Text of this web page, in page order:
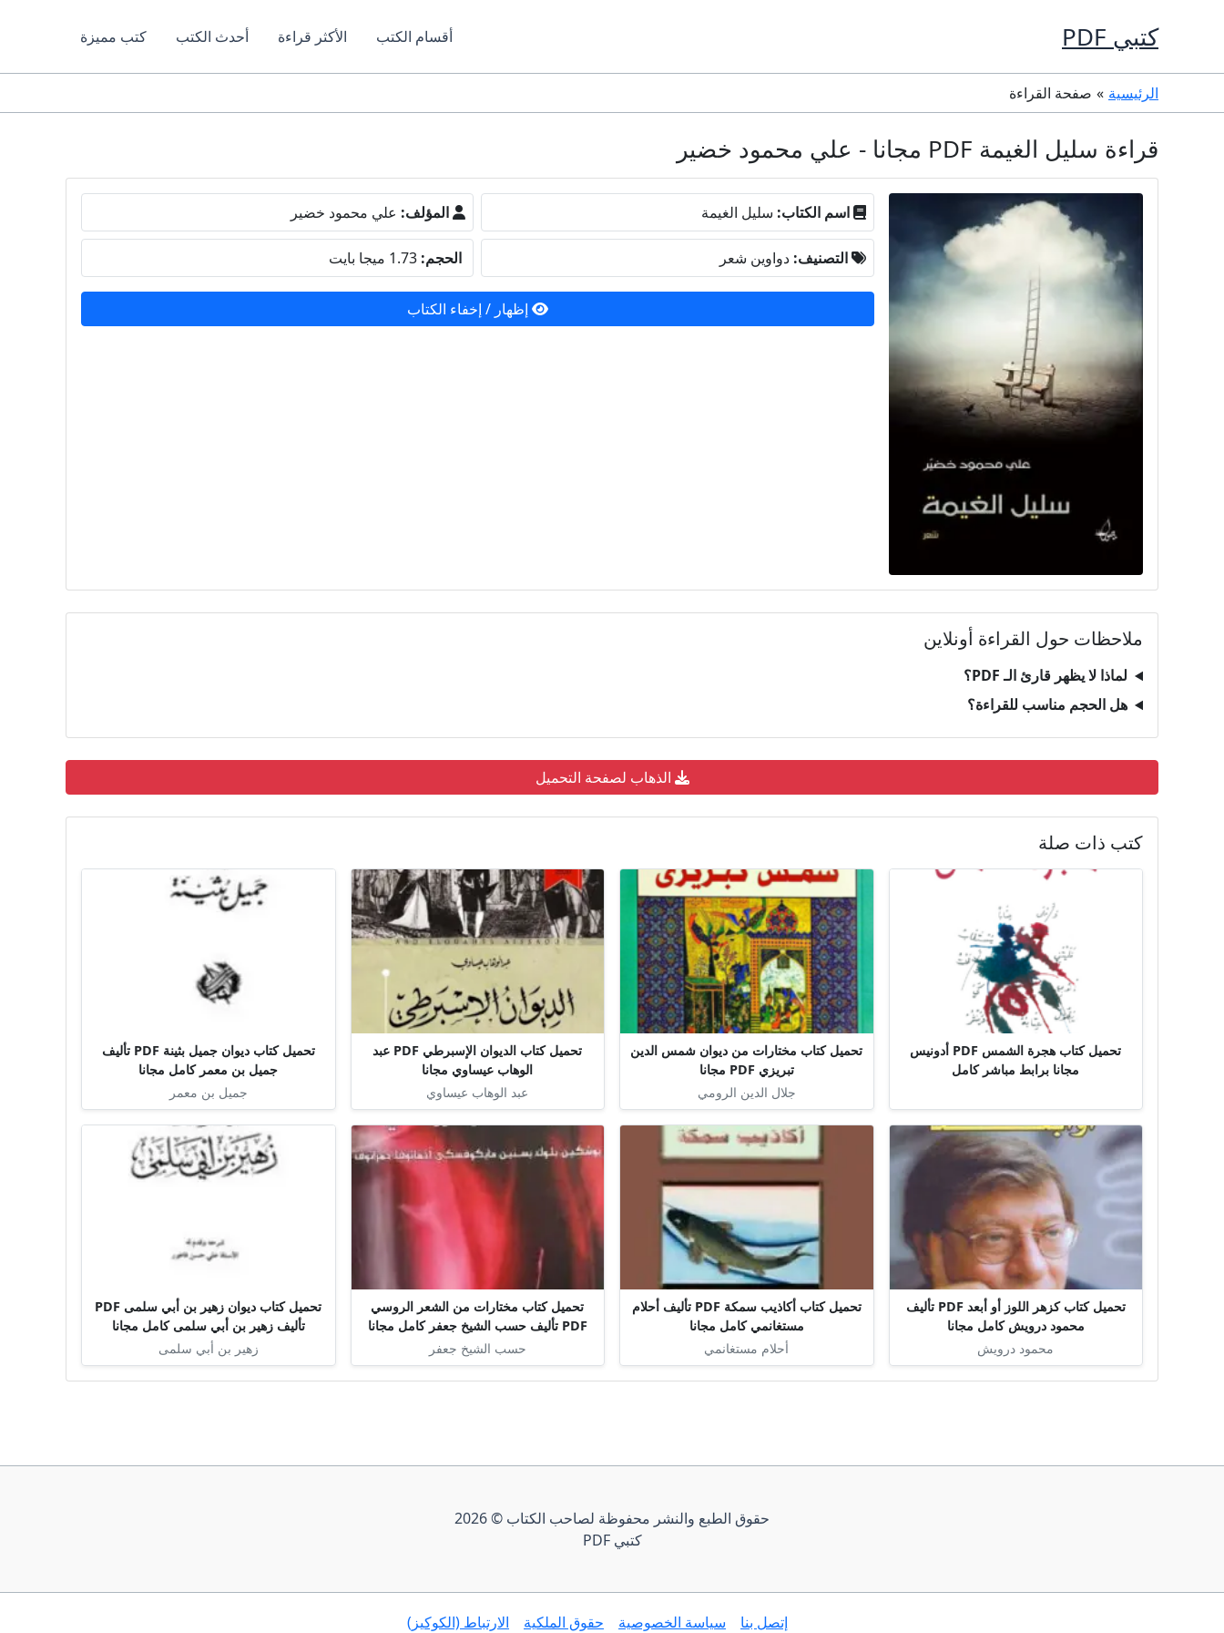
كتبي PDF أقسام الكتب الأكثر قراءة أحدث الكتب كتب مميزة
الرئيسية صفحة القراءة
قراءة سليل الغيمة PDF مجانا - علي محمود خضير
اسم الكتاب: سليل الغيمة المؤلف: علي محمود خضير
التصنيف: دواوين شعر الحجم:
إظهار / إخفاء الكتاب
ملاحظات حول القراءة أونلاين
لماذا لا يظهر قارئ الـ PDF؟
هل الحجم مناسب للقراءة؟
الذهاب لصفحة التحميل
كتب ذات صلة
تحميل كتاب هجرة الشمس PDF أدونيس
مجانا برابط مباشر كامل
تحميل كتاب مختارات من ديوان شمس الدين
تبريزي PDF مجانا
جلال الدين الرومي
تحميل كتاب الديوان الإسبرطي PDF عبد
الوهاب عيساوي مجانا
عبد الوهاب عيساوي
تحميل كتاب ديوان جميل بثينة PDF تأليف
جميل بن معمر كامل مجانا
جميل بن معمر
تحميل كتاب كزهر اللوز أو أبعد PDF تأليف
محمود درويش كامل مجانا
محمود درويش
تحميل كتاب أكاذيب سمكة PDF تأليف أحلام
مستغانمي كامل مجانا
أحلام مستغانمي
تحميل كتاب مختارات من الشعر الروسي
PDF تأليف حسب الشيخ جعفر كامل مجانا
حسب الشيخ جعفر
تحميل كتاب ديوان زهير بن أبي سلمى PDF
تأليف زهير بن أبي سلمى كامل مجانا
زهير بن أبي سلمى
حقوق الطبع والنشر محفوظة لصاحب الكتاب © 2026
كتبي PDF
إتصل بنا سياسة الخصوصية حقوق الملكية الارتباط (الكوكيز)